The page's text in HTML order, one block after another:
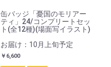
缶バッジ「憂国のモリアー
ティ」24/コンプリートセッ
ト(全12種)(場面写イラスト)
お届け：10月上旬予定
￥6,600